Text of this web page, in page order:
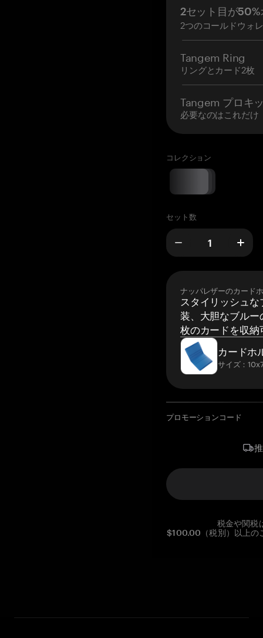
2セット目が50%
2つのコールドウォ
Tangem Ring
リングとカード2枚
Tangem プロキ
必要なのはこれだけ
コレクション
セット数
ナッパレザーのカード
スタイリッシュ
装、大胆なブルー
枚のカードを収納
カードホ
サイズ：
プロモーションコード
税金や関税
$100.00（税別）以上の